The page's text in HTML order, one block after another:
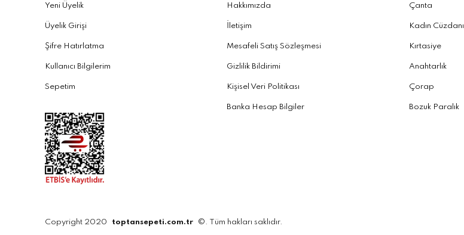
Yeni Üyelik
Üyelik Girişi
Şifre Hatırlatma
Kullanıcı Bilgilerim
Sepetim
Hakkımızda
İletişim
Mesafeli Satış Sözleşmesi
Gizlilik Bildirimi
Kişisel Veri Politikası
Banka Hesap Bilgiler
Çanta
Kadın Cüzdanı
Kırtasiye
Anahtarlık
Çorap
Bozuk Paralık
Copyright 2020 toptansepeti.com.tr ©. Tüm hakları saklıdır.